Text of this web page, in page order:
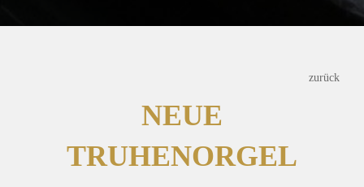
zurück
NEUE
TRUHENORGEL